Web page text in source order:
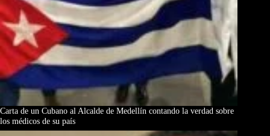
Carta de un Cubano al Alcalde de Medellín contando la verdad sobre
los médicos de su país